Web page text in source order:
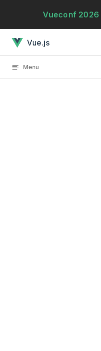
Passer au contenu
Vueconf 2026
Vue.js
Menu